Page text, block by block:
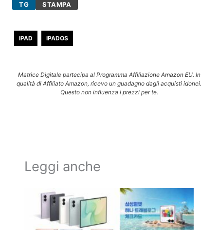
TG STAMPA
IPAD IPADOS
Matrice Digitale partecipa al Programma Affiliazione Amazon EU. In
qualità di Affiliato Amazon, ricevo un guadagno dagli acquisti idonei.
Questo non influenza i prezzi per te.
Leggi anche